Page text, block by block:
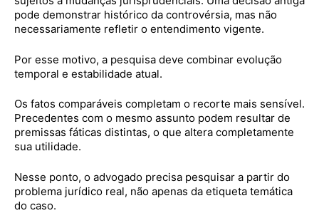
pode demonstrar histórico da controvérsia, mas não
necessariamente refletir o entendimento vigente.
Por esse motivo, a pesquisa deve combinar evolução
temporal e estabilidade atual.
Os fatos comparáveis completam o recorte mais sensível.
Precedentes com o mesmo assunto podem resultar de
premissas fáticas distintas, o que altera completamente
sua utilidade.
Nesse ponto, o advogado precisa pesquisar a partir do
problema jurídico real, não apenas da etiqueta temática
do caso.